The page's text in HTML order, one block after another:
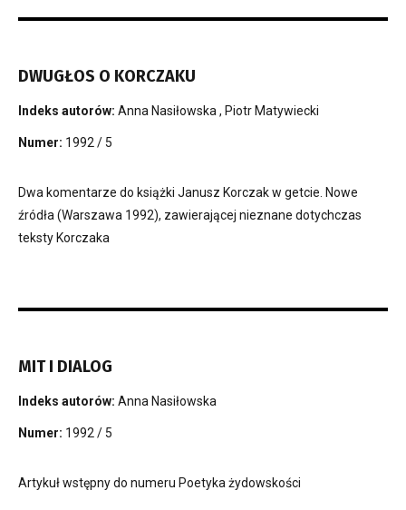
DWUGŁOS O KORCZAKU
Indeks autorów: Anna Nasiłowska , Piotr Matywiecki
Numer: 1992 / 5
Dwa komentarze do książki Janusz Korczak w getcie. Nowe
źródła (Warszawa 1992), zawierającej nieznane dotychczas
teksty Korczaka
MIT I DIALOG
Indeks autorów: Anna Nasiłowska
Numer: 1992 / 5
Artykuł wstępny do numeru Poetyka żydowskości